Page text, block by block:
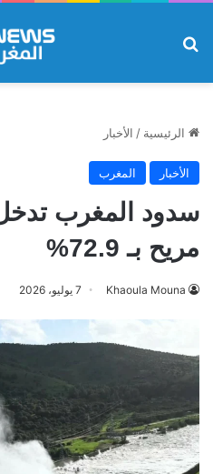
الرئيسية / الأخبار
الأخبار المغرب
سدود المغرب
مريح بـ 72.9%
Khaoula Mouna 7 يوليو، 2026